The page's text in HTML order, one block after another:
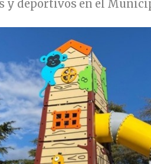
y deportivos en el